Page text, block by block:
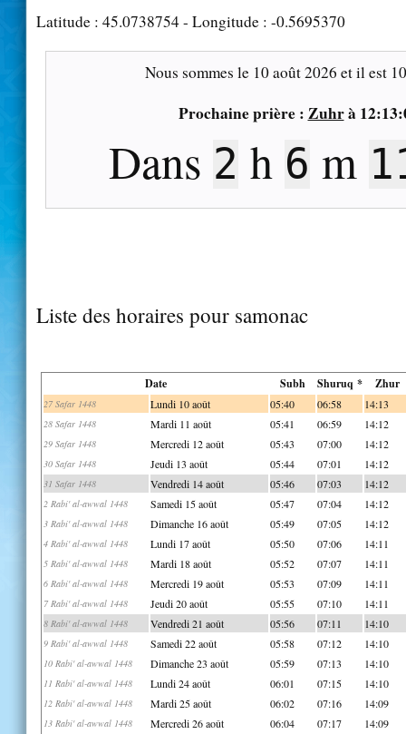
Latitude : 45.0738754- Longitude : -0.5695370
Nous sommes le 10 août 2026 et il est
Prochaine prière : Zuhrà
Dans 2 h 6 m
Liste des horaires pour samonac
Date Subh Shuruq * Zhur
27 Safar 1448 Lundi 10 août 05:40 06:58 14:13
28 Safar 1448 Mardi 11 août 05:41 06:59 14:12
29 Safar 1448 Mercredi 12 août 05:43 07:00 14:12
30 Safar 1448 Jeudi 13 août 05:44 07:01 14:12
31 Safar 1448 Vendredi 14 août 05:46 07:03 14:12
2 Rabi' al-awwal 1448 Samedi 15 août 05:47 07:04 14:12
3 Rabi' al-awwal 1448 Dimanche 16 août 05:49 07:05 14:12
4 Rabi' al-awwal 1448 Lundi 17 août 05:50 07:06 14:11
5 Rabi' al-awwal 1448 Mardi 18 août 05:52 07:07 14:11
6 Rabi' al-awwal 1448 Mercredi 19 août 05:53 07:09 14:11
7 Rabi' al-awwal 1448 Jeudi 20 août 05:55 07:10 14:11
8 Rabi' al-awwal 1448 Vendredi 21 août 05:56 07:11 14:10
9 Rabi' al-awwal 1448 Samedi 22 août 05:58 07:12 14:10
10 Rabi' al-awwal 1448 Dimanche 23 août 05:59 07:13 14:10
11 Rabi' al-awwal 1448 Lundi 24 août 06:01 07:15 14:10
12 Rabi' al-awwal 1448 Mardi 25 août 06:02 07:16 14:09
13 Rabi' al-awwal 1448 Mercredi 26 août 06:04 07:17 14:09